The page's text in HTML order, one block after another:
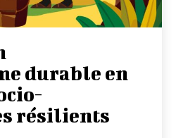
durable en
résilients